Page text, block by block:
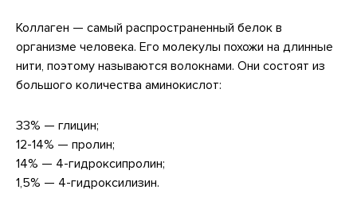
Коллаген — самый распространенный белок в
организме человека. Его молекулы похожи на длинные
нити, поэтому называются волокнами. Они состоят из
большого количества аминокислот:
33% — глицин;
12-14% — пролин;
14% — 4-гидроксипролин;
1,5% — 4-гидроксилизин.